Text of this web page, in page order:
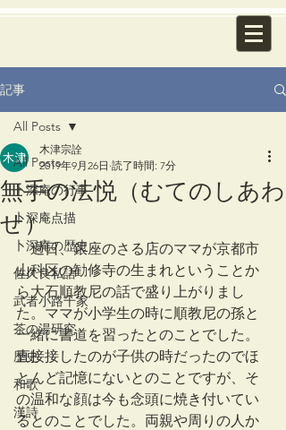
記事
All Posts
卜深庵の行事
卜深庵点描
卜深庵の歴史
佐久良私語
武者小路千家
茶の湯研究
歴史
和歌
漢詩
All Posts
無手の法悦（むてのしあわ
せ）
木津宗詮
2019年9月26日 読了時間: 7分
過日、銀座のさる店のママが京都市
山科区の勧修寺の生まれということか
ら大石順教尼の話で盛り上がりまし
た。ママが小学生の時に順教尼の孫と
一緒に書道を習ったとのことでした。
直接接したのが子供の時だったのでほ
とんど記憶にないとのことですが、そ
の温和な顔は今も念頭に焼き付いてい
るとのことでした。両親や周りの人か